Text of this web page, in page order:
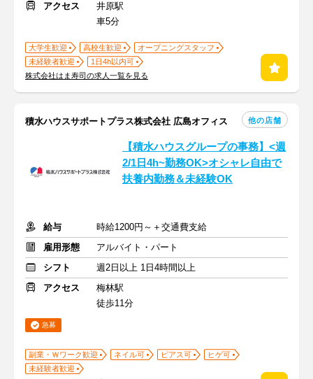
アクセス
井原駅
車5分
大学生歓迎 高校生歓迎
オープニングスタッフ
未経験者歓迎
1日4h以内可
株式会社はま寿司の求人一覧を見る
積水ハウスサポートプラス株式会社 広島オフィス 他の店舗
【積水ハウスグループの事務】<週
2/1日4h~勤務OK>オシャレ自由で
扶養内勤務＆未経験OK
給与
時給1200円～＋交通費支給
雇用形態
アルバイト・パート
シフト
週2日以上 1日4時間以上
アクセス
梅林駅
徒歩11分
急募
副業・Ｗワーク歓迎 ネイル可 ピアス可
ヒゲ可
未経験者歓迎